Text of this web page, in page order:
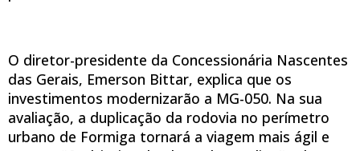
O diretor-presidente da Concessionária Nascentes
das Gerais, Emerson Bittar, explica que os
investimentos modernizarão a MG-050. Na sua
avaliação, a duplicação da rodovia no perímetro
urbano de Formiga tornará a viagem mais ágil e